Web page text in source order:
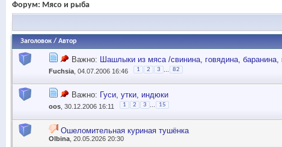
Форум: Мясо и рыба
Заголовок / Автор
Важно: Шашлыки из мяса /свинина, говядина, баранина,
Fuchsia , 04.07.2006 16:46 1 2 3 82
Важно: Гуси, утки, индюки
oos , 30.12.2006 16:11 1 2 3 15
Ошеломительная куриная тушёнка
Olbina , 20.05.2026 20:30